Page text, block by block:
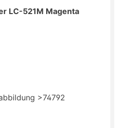
LC-521M Magenta